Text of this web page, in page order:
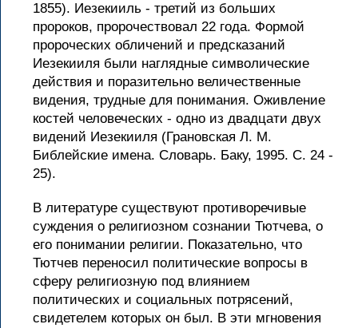
1855). Иезекииль - третий из больших
пророков, пророчествовал 22 года. Формой
пророческих обличений и предсказаний
Иезекииля были наглядные символические
действия и поразительно величественные
видения, трудные для понимания. Оживление
костей человеческих - одно из двадцати двух
видений Иезекииля (Грановская Л. М.
Библейские имена. Словарь. Баку, 1995. С. 24 -
25).
В литературе существуют противоречивые
суждения о религиозном сознании Тютчева, о
его понимании религии. Показательно, что
Тютчев переносил политические вопросы в
сферу религиозную под влиянием
политических и социальных потрясений,
свидетелем которых он был. В эти мгновения